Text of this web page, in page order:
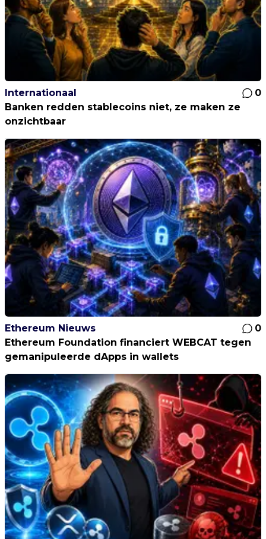
Internationaal
0
Banken redden stablecoins niet, ze maken ze
onzichtbaar
Ethereum Nieuws
0
Ethereum Foundation financiert WEBCAT tegen
gemanipuleerde dApps in wallets